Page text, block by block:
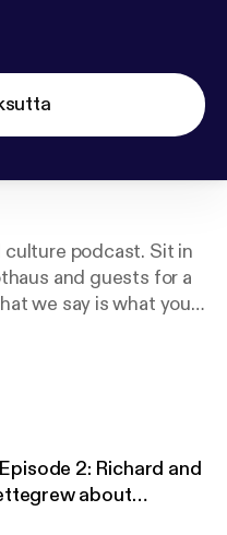
culture podcast. Sit in
and guests for a
we say is what you
2: Richard and
about